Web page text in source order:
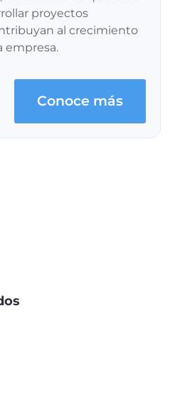
proyectos
al crecimiento
empresa.
Conoce más